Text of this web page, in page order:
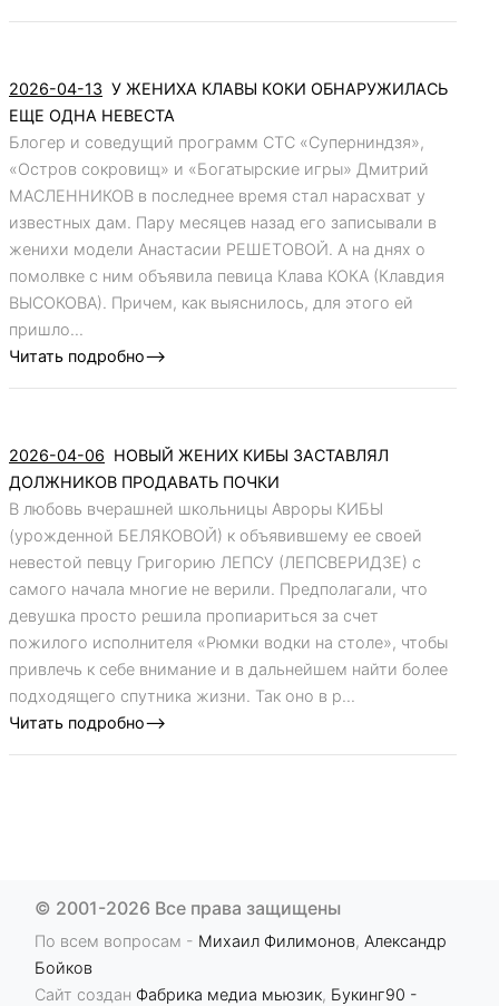
2026-04-13 У ЖЕНИХА КЛАВЫ КОКИ ОБНАРУЖИЛАСЬ
ЕЩЕ ОДНА НЕВЕСТА
Блогер и соведущий программ СТС «Суперниндзя»,
«Остров сокровищ» и «Богатырские игры» Дмитрий
МАСЛЕННИКОВ в последнее время стал нарасхват у
известных дам. Пару месяцев назад его записывали в
женихи модели Анастасии РЕШЕТОВОЙ. А на днях о
помолвке с ним объявила певица Клава КОКА (Клавдия
ВЫСОКОВА). Причем, как выяснилось, для этого ей
пришло...
Читать подробно-->
2026-04-06 НОВЫЙ ЖЕНИХ КИБЫ ЗАСТАВЛЯЛ
ДОЛЖНИКОВ ПРОДАВАТЬ ПОЧКИ
В любовь вчерашней школьницы Авроры КИБЫ
(урожденной БЕЛЯКОВОЙ) к объявившему ее своей
невестой певцу Григорию ЛЕПСУ (ЛЕПСВЕРИДЗЕ) с
самого начала многие не верили. Предполагали, что
девушка просто решила пропиариться за счет
пожилого исполнителя «Рюмки водки на столе», чтобы
привлечь к себе внимание и в дальнейшем найти более
подходящего спутника жизни. Так оно в р...
Читать подробно-->
© 2001-2026 Все права защищены
По всем вопросам - Михаил Филимонов, Александр
Бойков
Сайт создан Фабрика медиа мьюзик, Букинг90 -